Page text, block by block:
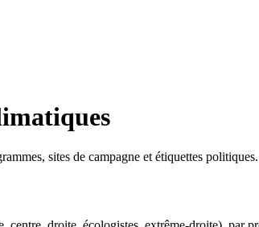
sites de campagne et étiquettes politiques.